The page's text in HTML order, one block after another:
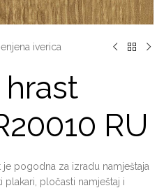
iverica
hrast
RU
pogodna za izradu namještaja
plakari, pločasti namještaj i